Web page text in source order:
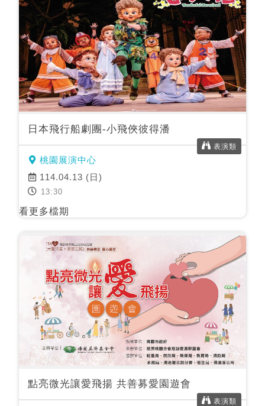
日本飛行船劇團-小飛俠彼得潘
桃園展演中心
表演類
114.04.13 (日)
13:30
看更多檔期
點亮微光讓愛飛揚 共善募愛園遊會
表演類